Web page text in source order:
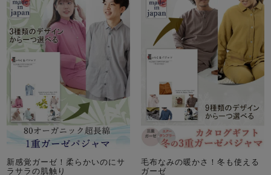
新感覚ガーゼ！柔らかいのにサ
ラサラの肌触り
毛布なみの暖かさ！冬も使える
ガーゼ